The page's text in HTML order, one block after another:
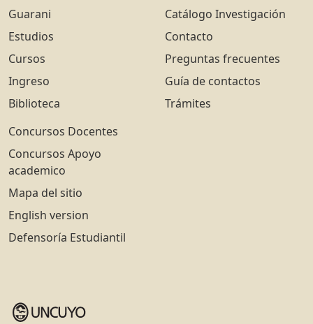
Guarani
Estudios
Cursos
Ingreso
Biblioteca
Catálogo Investigación
Contacto
Preguntas frecuentes
Guía de contactos
Trámites
Concursos Docentes
Concursos Apoyo
academico
Mapa del sitio
English version
Defensoría Estudiantil